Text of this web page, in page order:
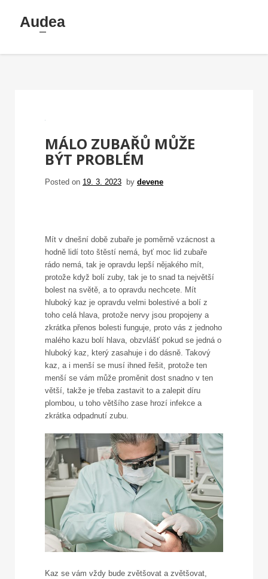
Audea
MÁLO ZUBAŘŮ MŮŽE
BÝT PROBLÉM
Posted on 19. 3. 2023 by devene
Mít v dnešní době zubaře je poměrně vzácnost a
hodně lidí toto štěstí nemá, byť moc lid zubaře
rádo nemá, tak je opravdu lepší nějakého mít,
protože když bolí zuby, tak je to snad ta největší
bolest na světě, a to opravdu nechcete. Mít
hluboký kaz je opravdu velmi bolestivé a bolí z
toho celá hlava, protože nervy jsou propojeny a
zkrátka přenos bolesti funguje, proto vás z jednoho
malého kazu bolí hlava, obzvlášť pokud se jedná o
hluboký kaz, který zasahuje i do dásně. Takový
kaz, a i menší se musí ihned řešit, protože ten
menší se vám může proměnit dost snadno v ten
větší, takže je třeba zastavit to a zalepit díru
plombou, u toho většího zase hrozí infekce a
zkrátka odpadnutí zubu.
Kaz se vám vždy bude zvětšovat a zvětšovat,